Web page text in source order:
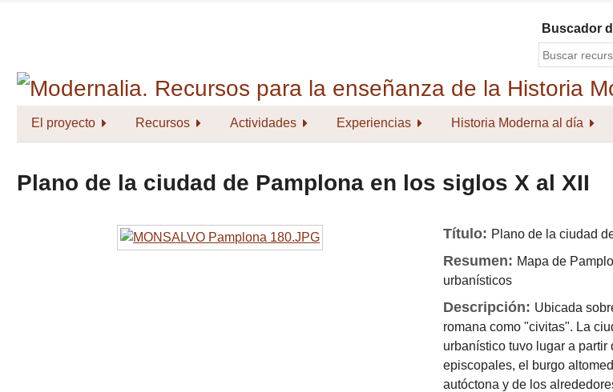
Buscador
El proyecto Recursos Actividades Experiencias Historia Moderna al día
Plano de la ciudad de Pamplona en los siglos X al XII
Título: Plano de la ciudad
Resumen: Mapa de
urbanísticos
Descripción: Ubicada
romana como "civitas". La
urbanístico tuvo lugar a
episcopales, el burgo
autóctona y de los